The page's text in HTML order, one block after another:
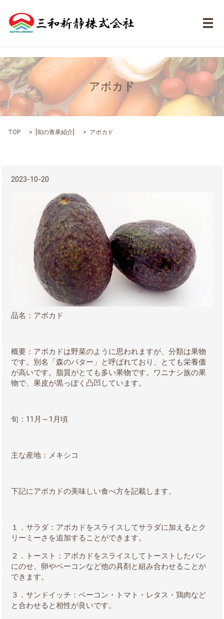
メ
アボカド
TOP [旬の青果紹介 アボカド
2023-10-20
品名：アボカド
概要：アボカドは野菜のように思われますが、分類は果物
です。別名「森のバター」と呼ばれており、とても栄養価
が高いです。脂質がとても多い果物です。ワニナシ族の果
物で、果皮が黒っぽく凸凹しています。
旬： 11 月～ 1 月頃
主な産地：メキシコ
下記にアボカドの美味しい食べ方を記載します。
１．サラダ：アボカドをスライスしてサラダに加えるとク
リーミーさを追加することができます。
２．トースト：アボカドをスライスしてトーストしたパン
にのせ、卵やベーコンなど他の具剤と組み合わせることが
できます。
３．サンドイッチ：ベーコン・トマト・レタス・鶏肉など
と合わせると相性が良いです。